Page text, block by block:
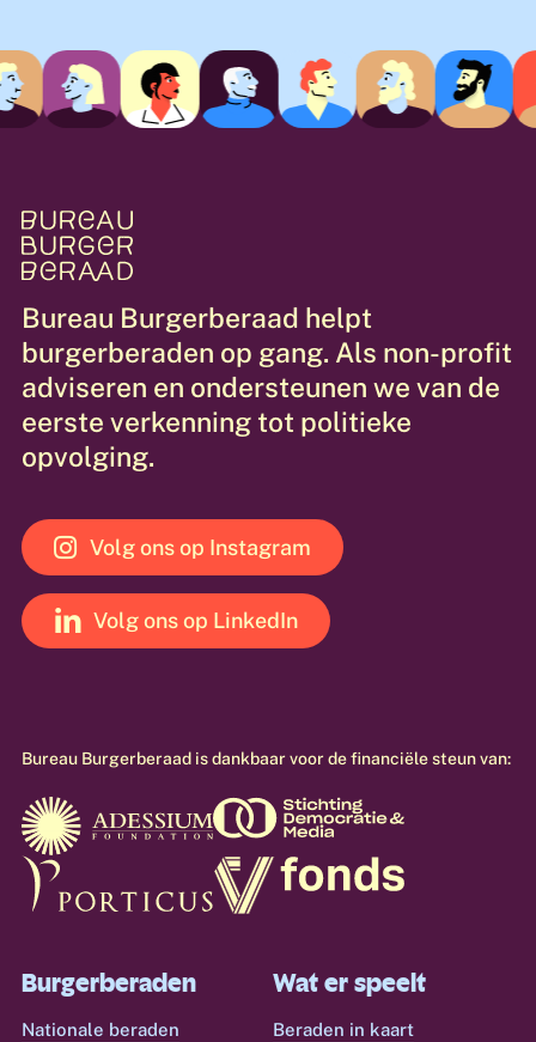
verandering, wat vertrouwen biedt in
democratische waarden
Bureau Burgerberaad helpt
burgerberaden op gang. Als non-profit
adviseren en ondersteunen we van de
eerste verkenning tot politieke
opvolging.
Volg ons op Instagram
Volg ons op LinkedIn
Bureau Burgerberaad isdankbaarvoordefinanciëlesteunvan:
Burgerberaden
Nationale beraden
Wat er speelt
Beraden in kaart